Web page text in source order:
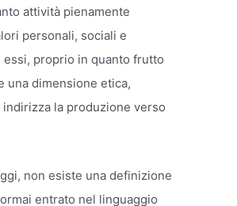
attività pienamente
personali, sociali e
proprio in quanto frutto
una dimensione etica,
la produzione verso
non esiste una definizione
entrato nel linguaggio